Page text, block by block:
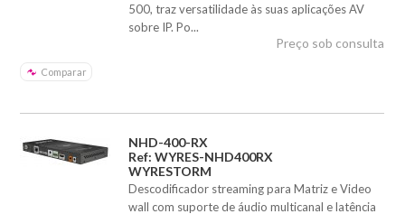
500, traz versatilidade às suas aplicações AV
sobre IP. Po...
Comparar
Preço sob consulta
NHD-400-RX
Ref: WYRES-NHD400RX
WYRESTORM
Descodificador streaming para Matriz e Video
wall com suporte de áudio multicanal e latência